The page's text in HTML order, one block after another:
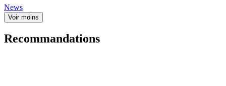
News
Voir moins
Recommandations